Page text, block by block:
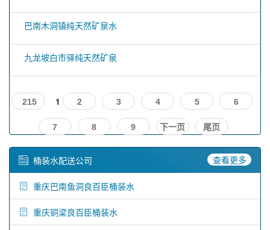
巴南木洞镇纯天然矿泉水
九龙坡白市驿纯天然矿泉
215 1 2 3 4 5 6
7 8 9 下一页 尾页
桶装水配送公司 查看更多
重庆巴南鱼洞良百臣桶装水
重庆铜梁良百臣桶装水